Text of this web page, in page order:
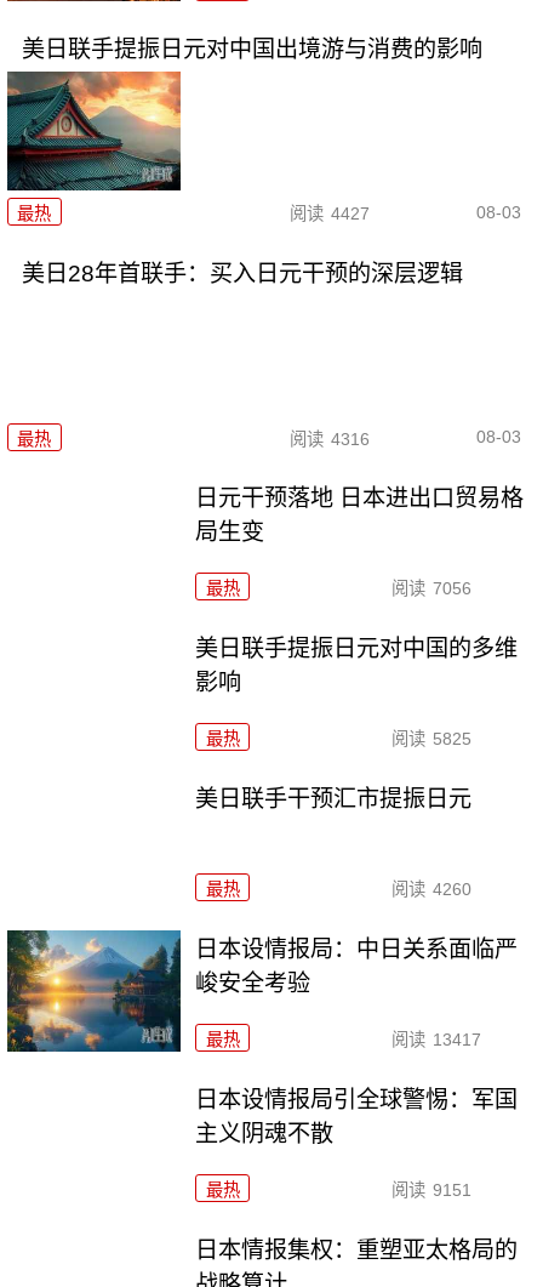
美日联手提振日元对中国出境游与消费的影响
最热 阅读 4427 08-03
美日28年首联手：买入日元干预的深层逻辑
最热 阅读 4316 08-03
日元干预落地 日本进出口贸易格
局生变
最热 阅读 7056
美日联手提振日元对中国的多维
影响
最热 阅读 5825
美日联手干预汇市提振日元
最热 阅读 4260
日本设情报局：中日关系面临严
峻安全考验
最热 阅读 13417
日本设情报局引全球警惕：军国
主义阴魂不散
最热 阅读 9151
日本情报集权：重塑亚太格局的